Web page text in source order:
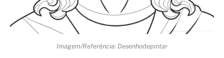
Imagem/Referência: Desenhodepintar